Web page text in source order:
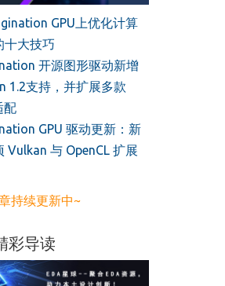
GPU上优化计算
十大技巧
开源图形驱动新增
1.2支持，并扩展多款
配
GPU 驱动更新：新
Vulkan 与 OpenCL 扩展
持续更新中~
彩导读